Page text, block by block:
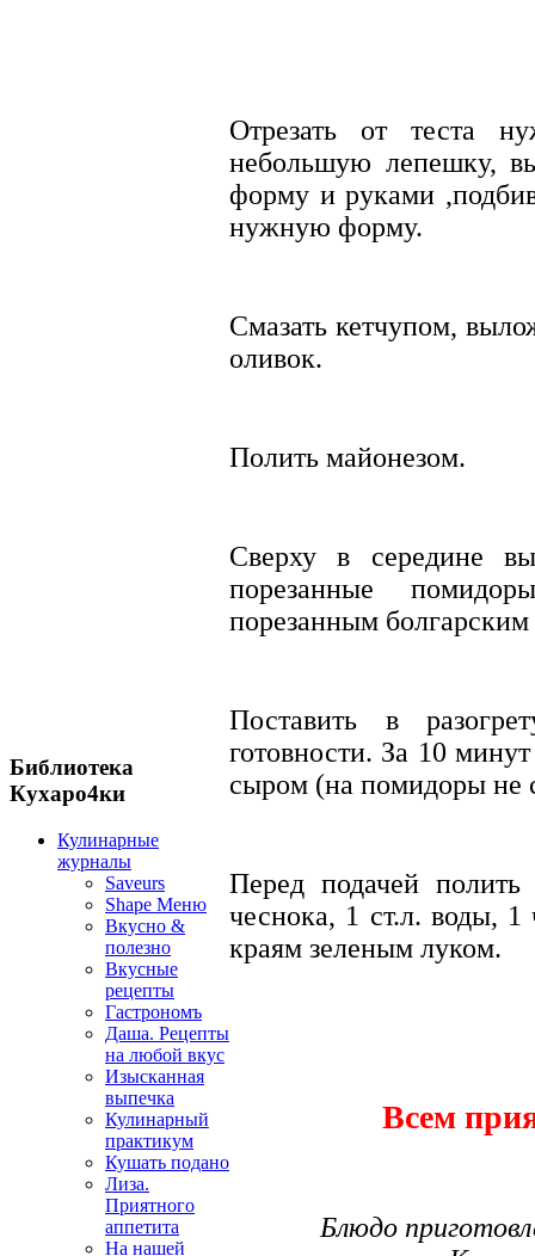
Библиотека
Кухаро4ки
Кулинарные
журналы
Saveurs
Shape Меню
Вкусно &
полезно
Вкусные
рецепты
Гастрономъ
Даша. Рецепты
на любой вкус
Изысканная
выпечка
Кулинарный
практикум
Кушать подано
Лиза.
Приятного
аппетита
На нашей
Отрезать от теста
небольшую лепешку,
форму и руками
нужную форму.
Смазать кетчупом,
оливок.
Полить майонезом.
Сверху в середине
порезанные
порезанным
Поставить в
готовности. За 10
сыром (на помидоры не
Перед подачей
чеснока, 1 ст.л. воды,
краям зеленым луком.
Всем
Блюдо